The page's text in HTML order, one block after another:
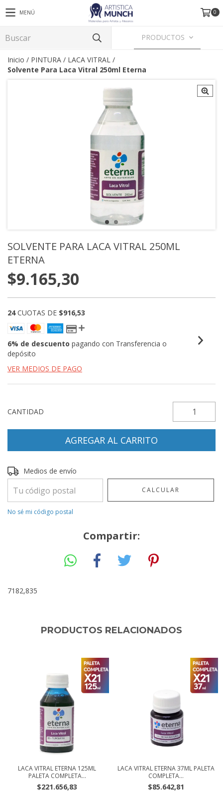
MENÚ 0
PRODUCTOS
Inicio / PINTURA / LACA VITRAL /
Solvente Para Laca Vitral 250ml Eterna
SOLVENTE PARA LACA VITRAL 250ML
ETERNA
$9.165,30
24CUOTAS DE $916,53
6% de descuento pagando con Transferencia o
depósito
VER MEDIOS DE PAGO
CANTIDAD
Entregas para el CP:
Medios de envío
CALCULAR
No sé mi código postal
Compartir:
7182,835
PRODUCTOS RELACIONADOS
LACA VITRAL ETERNA 125ML
PALETA COMPLETA...
$221.656,83
LACA VITRAL ETERNA 37ML PALETA
COMPLETA...
$85.642,81